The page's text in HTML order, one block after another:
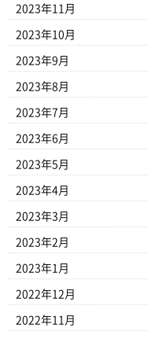
2023年11月
2023年10月
2023年9月
2023年8月
2023年7月
2023年6月
2023年5月
2023年4月
2023年3月
2023年2月
2023年1月
2022年12月
2022年11月